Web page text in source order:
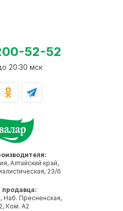
Алтайский край,
23/6
продавца:
Наб. Пресненская,
Ком. А2
52-52
20:30 мск